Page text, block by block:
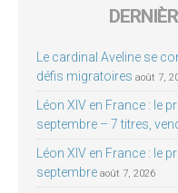
Le cardinal Aveline se
défis migratoires août 7,
Léon XIV en France : le
septembre – 7 titres,
Léon XIV en France : le
septembre août 7, 2026